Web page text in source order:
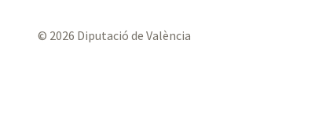
© 2026 Diputació de València